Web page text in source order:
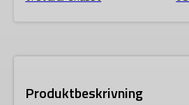
Produktbeskrivning